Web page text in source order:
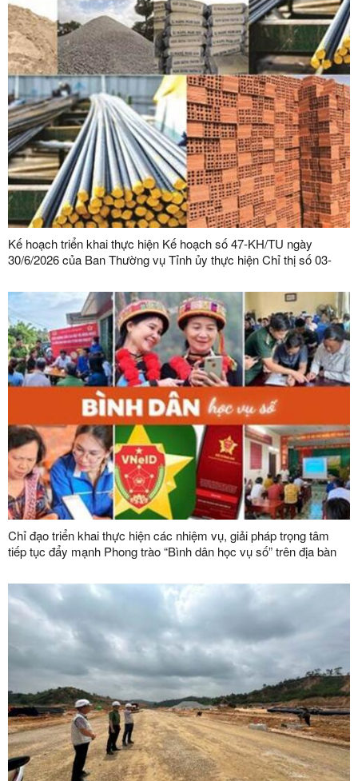
Kế hoạch triển khai thực hiện Kế hoạch số 47-KH/TU ngày
30/6/2026 của Ban Thường vụ Tỉnh ủy thực hiện Chỉ thị số 03-
đạo của Đảng đối với công tác quản lý, phát triển vật liệu xây
dựng trong giai đoạn mới
Chỉ đạo triển khai thực hiện các nhiệm vụ, giải pháp trọng tâm
tiếp tục đẩy mạnh Phong trào “Bình dân học vụ số” trên địa bàn